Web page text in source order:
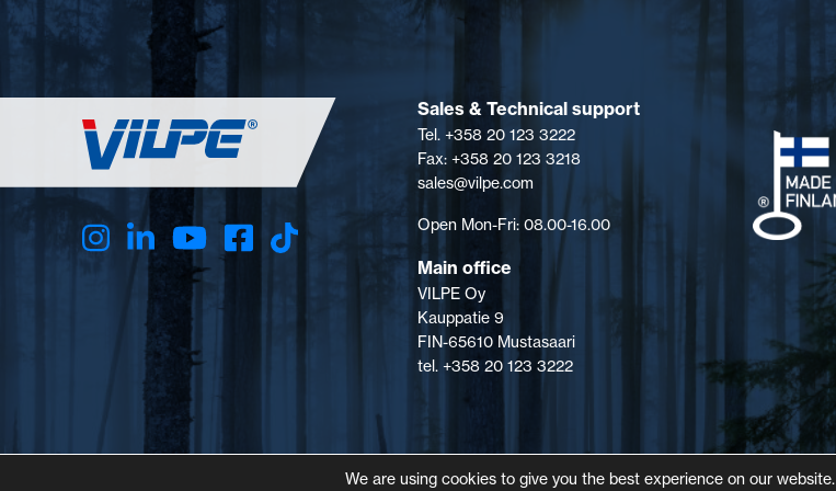
Sales & Technical support
Tel. +358 20 123 3222
Fax: +358 20 123 3218
sales@vilpe.com
Open Mon-Fri: 08.00-16.00
Main office
VILPE Oy
Kauppatie 9
FIN-65610 Mustasaari
tel. +358 20 123 3222
We are using cookies to give you the best experience on our website.